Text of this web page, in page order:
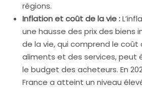
régions.
Inflation et coût de la vie :
une hausse des prix des biens
de la vie, qui comprend le coût
aliments et des services, peut
le budget des acheteurs. En
France a atteint un niveau